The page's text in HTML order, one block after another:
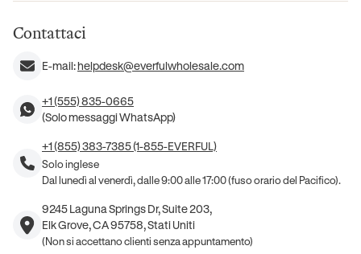
Contattaci
E-mail:helpdesk@everfulwholesale.com
+1 (555) 835-0665
(Solo messaggi WhatsApp)
+1 (855) 383-7385 (1-855-EVERFUL)
Solo inglese
Dal lunedì al venerdì, dalle 9:00 alle 17:00 (fuso orario del Pacifico).
9245 Laguna Springs Dr, Suite 203,
Elk Grove, CA 95758, Stati Uniti
(Non si accettano clienti senza appuntamento)